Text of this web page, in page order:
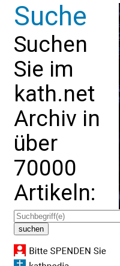
Suche
Suchen
Sie im
kath.net
Archiv in
über
70000
Artikeln: